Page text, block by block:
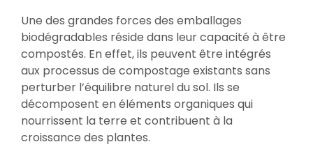
Une des grandes forces des emballages
biodégradables réside dans leur capacité à être
compostés. En effet, ils peuvent être intégrés
aux processus de compostage existants sans
perturber l’équilibre naturel du sol. Ils se
décomposent en éléments organiques qui
nourrissent la terre et contribuent à la
croissance des plantes.